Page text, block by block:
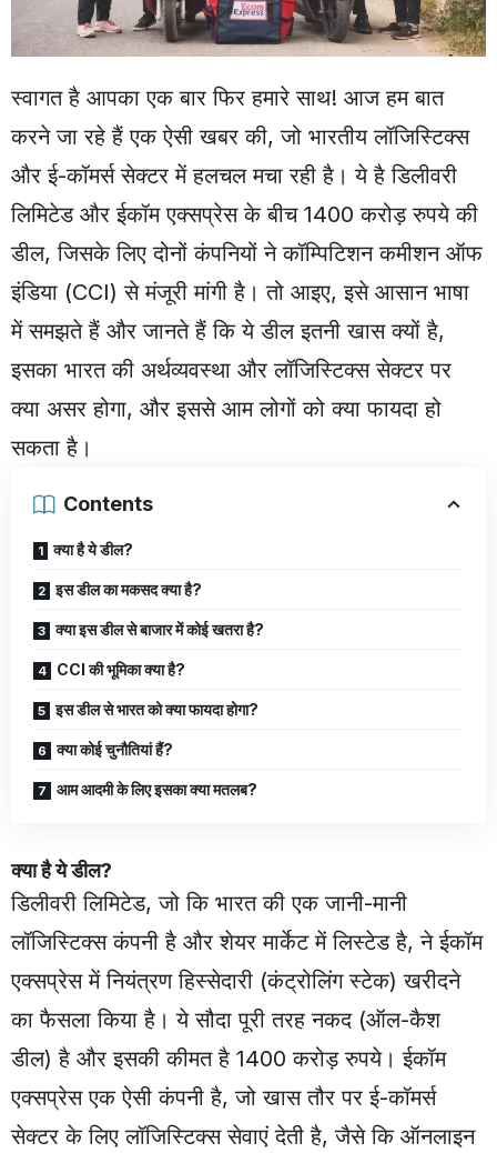
स्वागत है आपका एक बार फिर हमारे साथ! आज हम बात
करने जा रहे हैं एक ऐसी खबर की, जो भारतीय लॉजिस्टिक्स
और ई-कॉमर्स सेक्टर में हलचल मचा रही है। ये है डिलीवरी
लिमिटेड और ईकॉम एक्सप्रेस के बीच 1400 करोड़ रुपये की
डील, जिसके लिए दोनों कंपनियों ने कॉम्पिटिशन कमीशन ऑफ
इंडिया (CCI) से मंजूरी मांगी है। तो आइए, इसे आसान भाषा
में समझते हैं और जानते हैं कि ये डील इतनी खास क्यों है,
इसका भारत की अर्थव्यवस्था और लॉजिस्टिक्स सेक्टर पर
क्या असर होगा, और इससे आम लोगों को क्या फायदा हो
सकता है।
Contents
क्या है ये डील?
इस डील का मकसद क्या है?
क्या इस डील से बाजार में कोई खतरा है?
CCI की भूमिका क्या है?
इस डील से भारत को क्या फायदा होगा?
क्या कोई चुनौतियां हैं?
आम आदमी के लिए इसका क्या मतलब?
क्या है ये डील?
डिलीवरी लिमिटेड, जो कि भारत की एक जानी-मानी
लॉजिस्टिक्स कंपनी है और शेयर मार्केट में लिस्टेड है, ने ईकॉम
एक्सप्रेस में नियंत्रण हिस्सेदारी (कंट्रोलिंग स्टेक) खरीदने
का फैसला किया है। ये सौदा पूरी तरह नकद (ऑल-कैश
डील) है और इसकी कीमत है 1400 करोड़ रुपये। ईकॉम
एक्सप्रेस एक ऐसी कंपनी है, जो खास तौर पर ई-कॉमर्स
सेक्टर के लिए लॉजिस्टिक्स सेवाएं देती है, जैसे कि ऑनलाइन